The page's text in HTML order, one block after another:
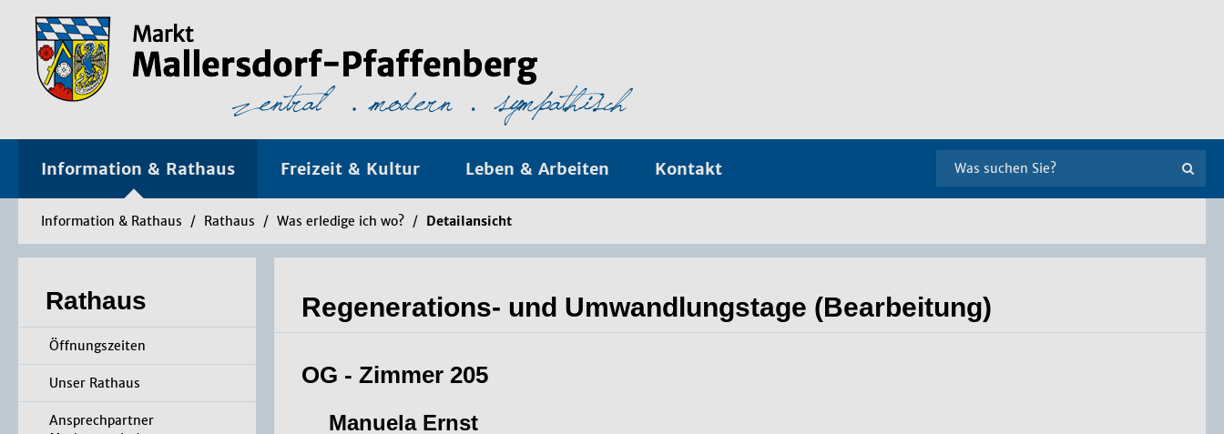
Information & Rathaus Freizeit & Kultur Leben & Arbeiten Kontakt
Information & Rathaus / Rathaus / Was erledige ich wo? / Detailansicht
Regenerations- und Umwandlungstage (Bearbeitung)
OG - Zimmer 205
Manuela Ernst
Rathaus
Öffnungszeiten
Unser Rathaus
Ansprechpartner